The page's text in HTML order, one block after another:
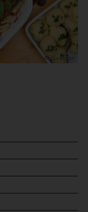
© Kochkiste